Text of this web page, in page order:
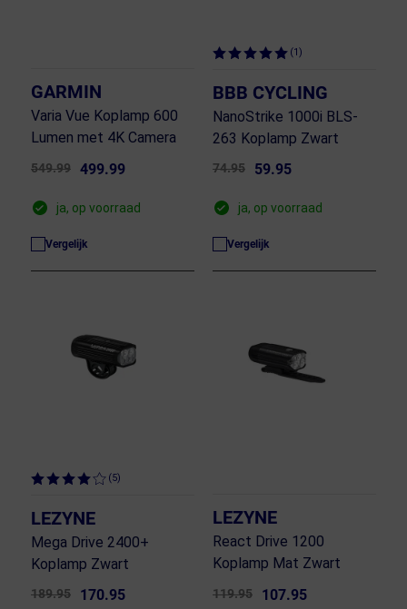
GARMIN
Varia Vue Koplamp 600
Lumen met 4K Camera
549.99 499.99
ja, op voorraad
Vergelijk
(1)
BBB CYCLING
NanoStrike 1000i BLS-
263 Koplamp Zwart
74.95 59.95
ja, op voorraad
Vergelijk
(5)
LEZYNE
Mega Drive 2400+
Koplamp Zwart
189.95 170.95
LEZYNE
React Drive 1200
Koplamp Mat Zwart
119.95 107.95